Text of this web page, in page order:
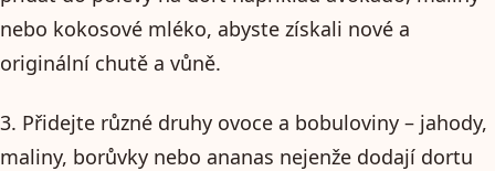
nebo kokosové mléko, abyste získali nové a
originální chutě a vůně.
3. Přidejte různé druhy ovoce a bobuloviny – jahody,
maliny, borůvky nebo ananas nejenže dodají dortu